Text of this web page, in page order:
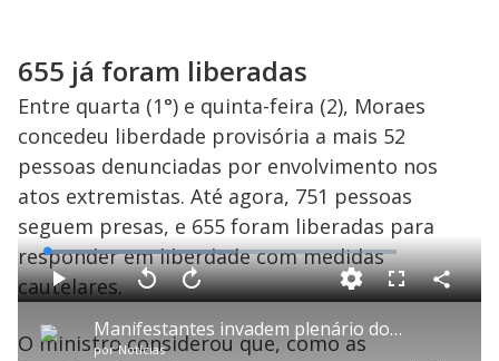
655 já foram liberadas
Entre quarta (1°) e quinta-feira (2), Moraes
concedeu liberdade provisória a mais 52
pessoas denunciadas por envolvimento nos
atos extremistas. Até agora, 751 pessoas
seguem presas, e 655 foram liberadas para
responder em liberdade com medidas
cautelares.
P Manifestantes invadem plenário do Supremo Tribunal Federal
porNotícias
P V
t
a
r
A
n
ç
a
L
o
a
d
e
:
5
4
.
F
l
C
o
O ministro considerou que, como as